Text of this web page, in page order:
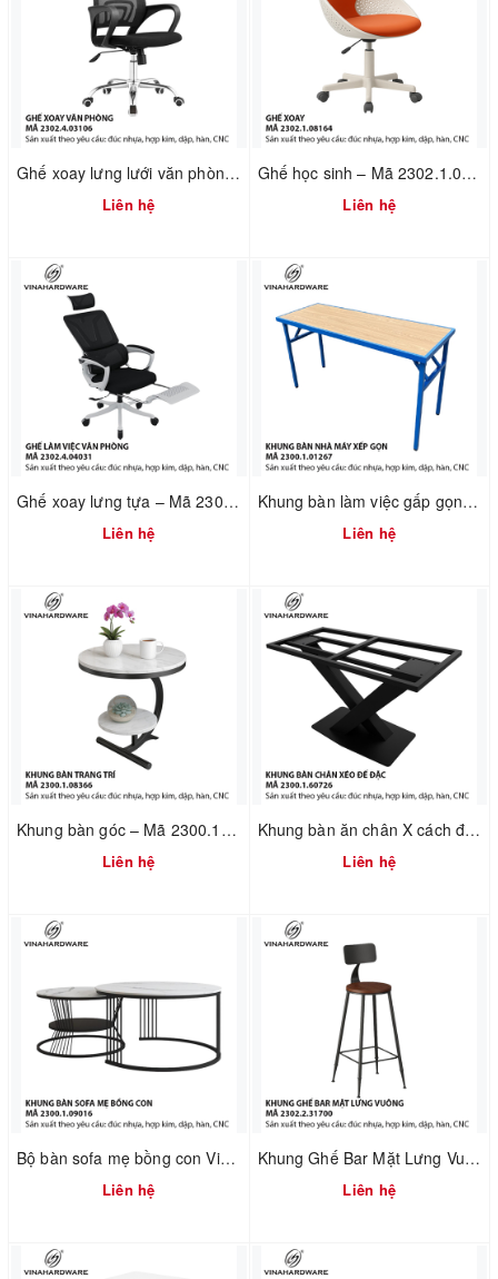
Ghế xoay lưng lưới văn phòng – Mã 2302.4.03106
Liên hệ
Ghế học sinh – Mã 2302.1.08164
Liên hệ
Ghế xoay lưng tựa – Mã 2302.4.04031
Liên hệ
Khung bàn làm việc gấp gọn – Mã 2300.1.01267
Liên hệ
Khung bàn góc – Mã 2300.1.08366
Liên hệ
Khung bàn ăn chân X cách điệu – Mã 2300.1.60726
Liên hệ
Bộ bàn sofa mẹ bồng con Vinahardware – Mã 2300.1.09016
Liên hệ
Khung Ghế Bar Mặt Lưng Vuông – Mã 2302.2.31700
Liên hệ